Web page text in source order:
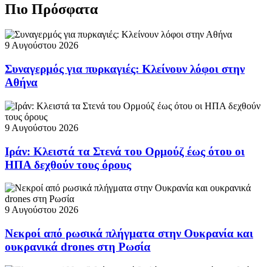
Πιο Πρόσφατα
9 Αυγούστου 2026
Συναγερμός για πυρκαγιές: Κλείνουν λόφοι στην
Αθήνα
9 Αυγούστου 2026
Ιράν: Κλειστά τα Στενά του Ορμούζ έως ότου οι
ΗΠΑ δεχθούν τους όρους
9 Αυγούστου 2026
Νεκροί από ρωσικά πλήγματα στην Ουκρανία και
ουκρανικά drones στη Ρωσία